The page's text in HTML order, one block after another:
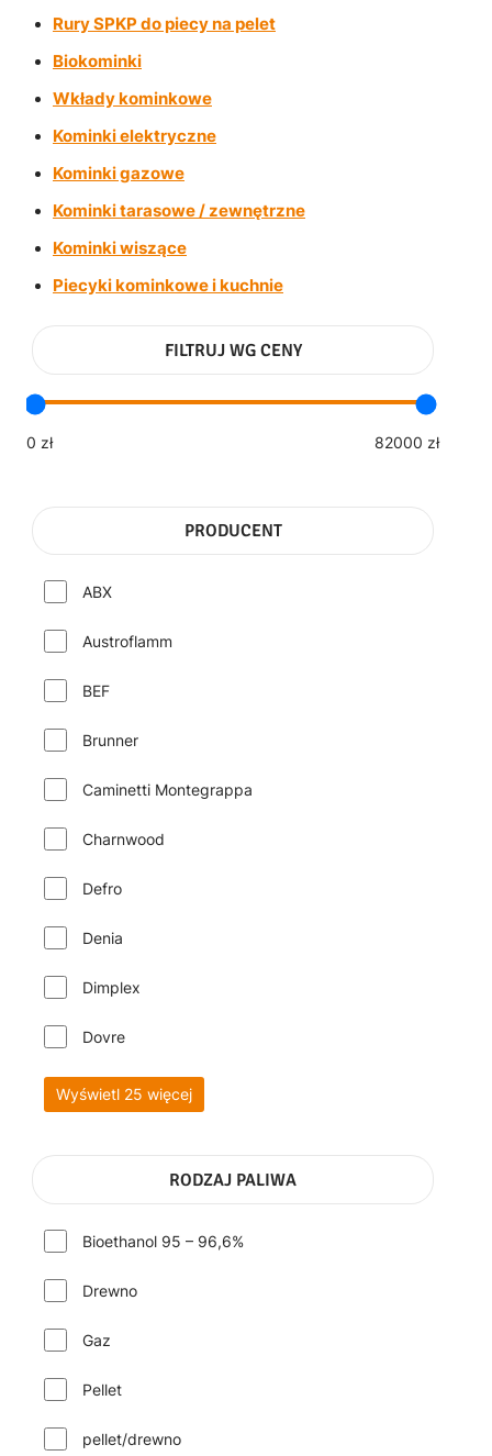
Rury SPKP do piecy na pelet
Biokominki
Wkłady kominkowe
Kominki elektryczne
Kominki gazowe
Kominki tarasowe / zewnętrzne
Kominki wiszące
Piecyki kominkowe i kuchnie
FILTRUJ WG CENY
0 zł 82000 zł
PRODUCENT
ABX
Austroflamm
BEF
Brunner
Caminetti Montegrappa
Charnwood
Defro
Denia
Dimplex
Dovre
Wyświetl 25 więcej
RODZAJ PALIWA
Bioethanol 95 – 96,6%
Drewno
Gaz
Pellet
pellet/drewno